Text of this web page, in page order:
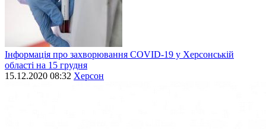
Інформація про захворювання СОVID-19 у Херсонській
області на 15 грудня
15.12.2020 08:32 Херсон